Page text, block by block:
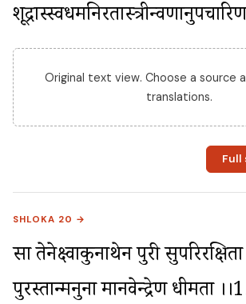
Original text view. Choose a source
translations.
Full
SHLOKA 20 →
सा तेनेक्ष्वाकुनाथेन पुरी
पुरस्तान्मनुना मानवेन्द्रेण धीमता